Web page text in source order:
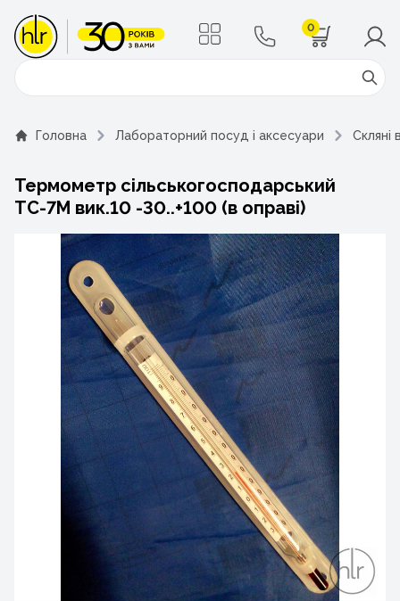
0
Поиск
Головна Лабораторний посуд і аксесуари Скляні
Термометр сільськогосподарський
ТС-7М вик.10 -30..+100 (в оправі)